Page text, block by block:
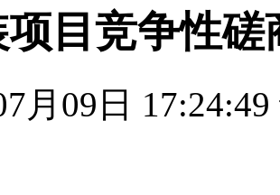
目竞争性磋
月09日 17:24:49